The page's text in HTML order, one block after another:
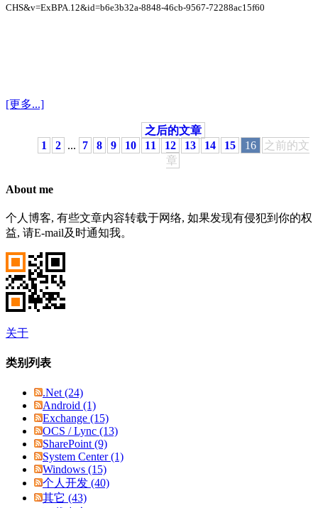
CHS&v=ExBPA.12&id=b6e3b32a-8848-46cb-9567-72288ac15f60
[更多...]
之后的文章
1
2 ... 7 8 9 10 11 12 13 14 15 16
之前的文
章
About me
个人博客, 有些文章内容转载于网络, 如果发现有侵犯到你的权
益, 请E-mail及时通知我。
关于
类别列表
.Net (24)
Android (1)
Exchange (15)
OCS / Lync (13)
SharePoint (9)
System Center (1)
Windows (15)
个人开发 (40)
其它 (43)